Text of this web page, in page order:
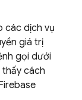
các dịch vụ
giá trị
gọi dưới
thấy cách